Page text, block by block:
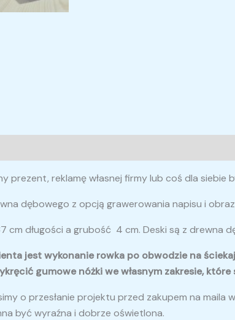
prezent, reklamę własnej firmy lub coś dla siebie
dębowego z opcją grawerowania napisu i
cm długości a grubość 4 cm. Deski są z drewna
jest wykonanie rowka po obwodzie na
gumowe nóżki we własnym zakresie,
o przesłanie projektu przed zakupem na
być wyraźna i dobrze oświetlona.